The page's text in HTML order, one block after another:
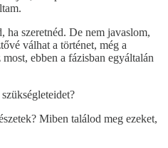
ha szeretnéd. De nem javaslom,
válhat a történet, még a
ebben a fázisban egyáltalán
Miben találod meg ezeket,